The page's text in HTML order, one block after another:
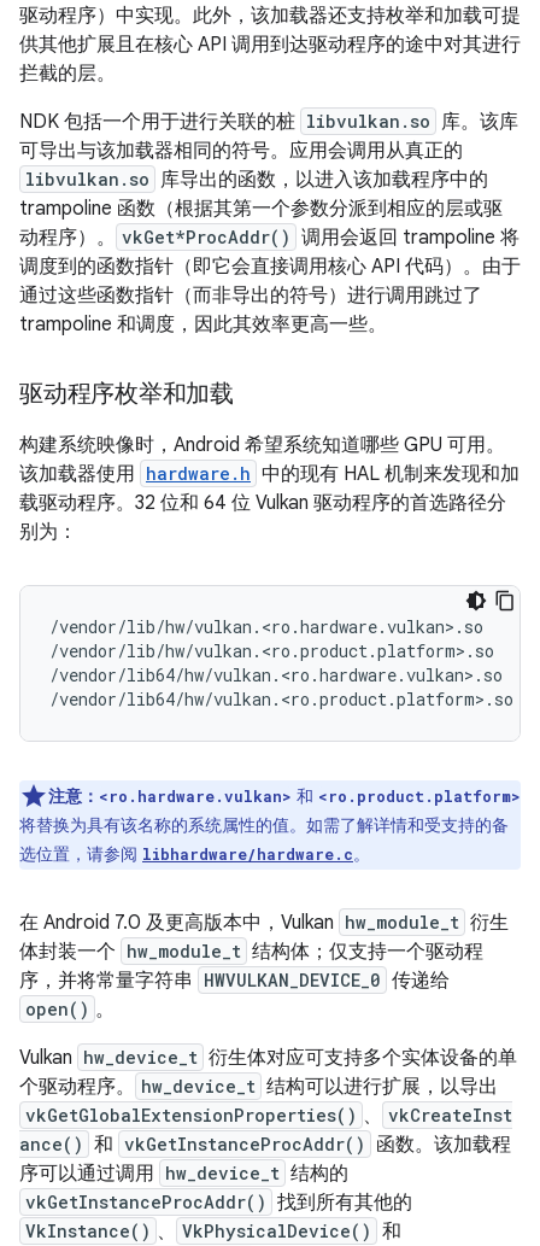
驱动程序）中实现。此外，该加载器还支持枚举和加载可提
供其他扩展且在核心 API 调用到达驱动程序的途中对其进行
拦截的层。
NDK 包括一个用于进行关联的桩 libvulkan.so 库。该库
可导出与该加载器相同的符号。应用会调用从真正的
libvulkan.so 库导出的函数，以进入该加载程序中的
trampoline 函数（根据其第一个参数分派到相应的层或驱
动程序）。
vkGet*ProcAddr() 调用会返回 trampoline 将
调度到的函数指针（即它会直接调用核心 API 代码）。由于
通过这些函数指针（而非导出的符号）进行调用跳过了
trampoline 和调度，因此其效率更高一些。
驱动程序枚举和加载
构建系统映像时，Android 希望系统知道哪些 GPU 可用。
该加载器使用 hardware.h 中的现有 HAL 机制来发现和加
载驱动程序。32 位和 64 位 Vulkan 驱动程序的首选路径分
别为：
/vendor/lib/hw/vulkan.<ro.hardware.vulkan>.so
/vendor/lib/hw/vulkan.<ro.product.platform>.so
/vendor/lib64/hw/vulkan.<ro.hardware.vulkan>.so
注意： <ro.hardware.vulkan> 和 <ro.product.platform>
将替换为具有该名称的系统属性的值。如需了解详情和受支持的备
选位置，请参阅 libhardware/hardware.c。
在 Android 7.0 及更高版本中，Vulkan hw_module_t 衍生
体封装一个 hw_module_t 结构体；仅支持一个驱动程
序，并将常量字符串
HWVULKAN_DEVICE_0 传递给
open() 。
Vulkan hw_device_t 衍生体对应可支持多个实体设备的单
个驱动程序。
hw_device_t 结构可以进行扩展，以导出
vkGetGlobalExtensionProperties() 、
vkCreateInst
ance() 和 vkGetInstanceProcAddr()
函数。该加载程
序可以通过调用 hw_device_t 结构的
vkGetInstanceProcAddr() 找到所有其他的
VkInstance() 、 VkPhysicalDevice() 和